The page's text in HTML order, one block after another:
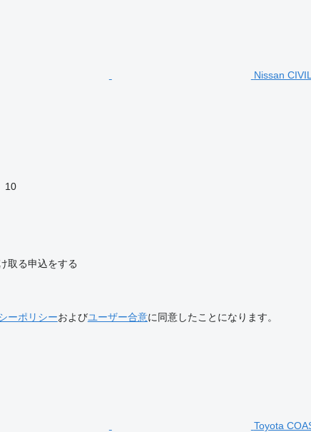
Nissan
10
取る申込をする
ーポリシーおよびユーザー合意に同意したことになります。
Toyota